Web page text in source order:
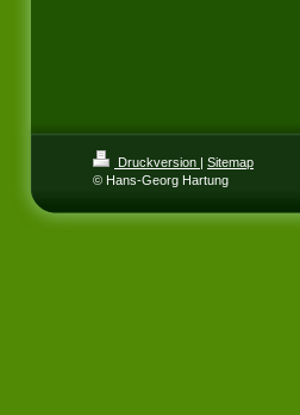
Druckversion | Sitemap
© Hans-Georg Hartung